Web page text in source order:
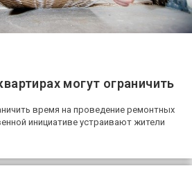
могут ограничить
время на проведение ремонтных
инициативе устраивают жители